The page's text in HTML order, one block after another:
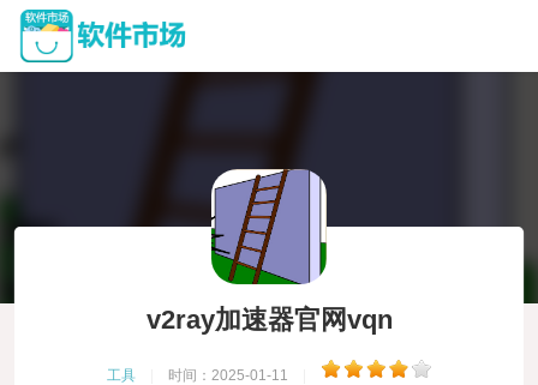
v2ray加速器官网vqn
工具 时间：2025-01-11